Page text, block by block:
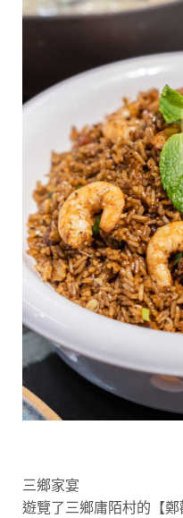
三鄉家宴
遊覽了三鄉庸陌村的【